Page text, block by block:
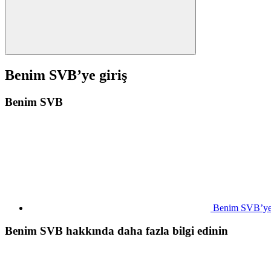
Benim SVB’ye giriş
Benim SVB
Benim
Benim SVB hakkında daha fazla bilgi edinin